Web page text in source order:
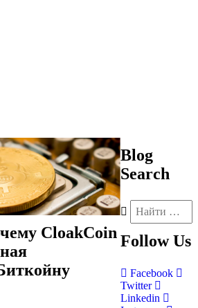
CloakCoin
Blog
Search
Follow Us
Facebook
Twitter
Linkedin